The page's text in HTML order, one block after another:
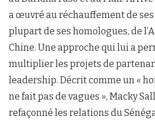
a œuvré au réchauffement de
plupart de ses homologues, de
Chine. Une approche qui lui a
multiplier les projets de
leadership. Décrit comme un «
ne fait pas de vagues », Macky
refaçonné les relations du